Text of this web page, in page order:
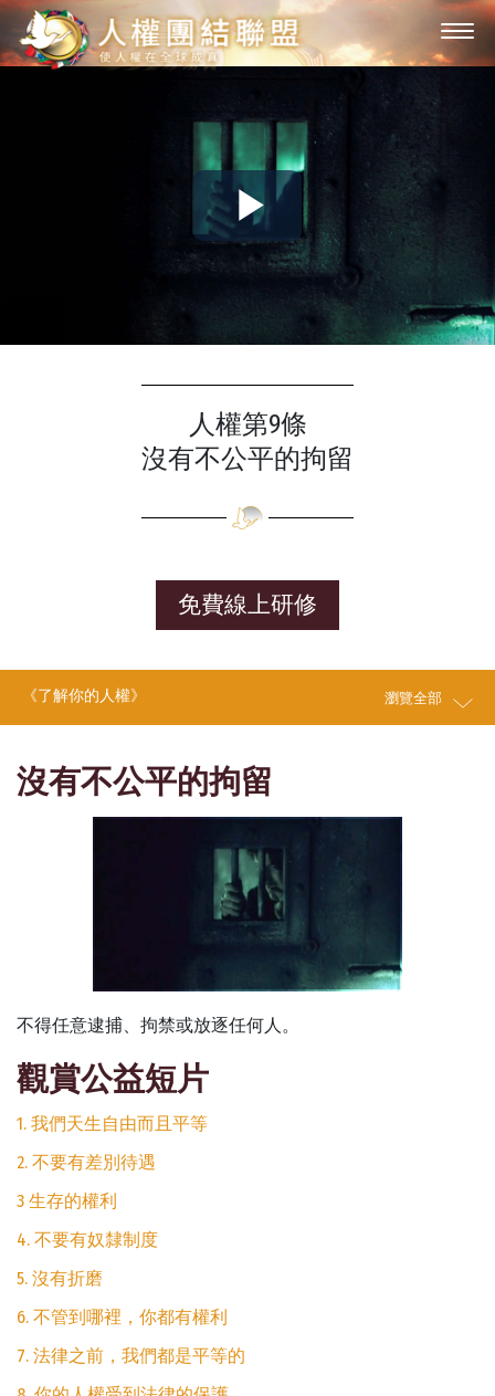
Play
Video
人權第9條
沒有不公平的拘留
免費線上研修
《了解你的人權》 瀏覽全部
沒有不公平的拘留
不得任意逮捕、拘禁或放逐任何人。
觀賞公益短片
1. 我們天生自由而且平等
2. 不要有差別待遇
3 生存的權利
4. 不要有奴隸制度
5. 沒有折磨
6. 不管到哪裡，你都有權利
7. 法律之前，我們都是平等的